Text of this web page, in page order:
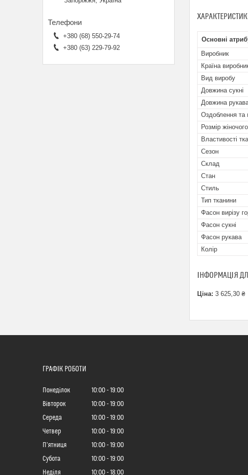
Основні
Виробник
Країна
Вид виробу
Довжина сукні
Довжина
Оздоблення та
Розмір
Властивості
Сезон
Склад
Стан
Стиль
Тип тканини
Фасон вирізу
Фасон сукні
Фасон рукава
Колір
ІНФОРМАЦІЯ
Ціна: 3 625,30 ₴
+380 (68) 550-29-74
+380 (63) 229-79-92
ГРАФІК РОБОТИ
Понеділок 10:00
19:00
Вівторок
10:00
19:00
Середа
10:00
19:00
Четвер
10:00
19:00
Пʼятниця
10:00
19:00
Субота
10:00
19:00
Неділя
10:00 18:00